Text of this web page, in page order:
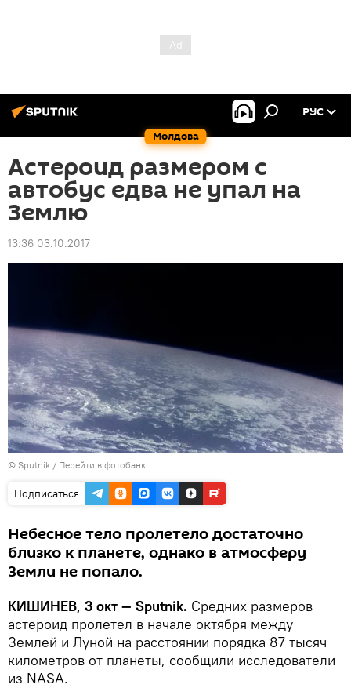
Молдова
РУС
Астероид размером с
автобус едва не упал на
Землю
13:36 03.10.2017
© Sputnik / Перейти в фотобанк
Подписаться
Небесное тело пролетело достаточно
близко к планете, однако в атмосферу
Земли не попало.
КИШИНЕВ, 3 окт — Sputnik. Средних размеров
астероид пролетел в начале октября между
Землей и Луной на расстоянии порядка 87 тысяч
километров от планеты, сообщили исследователи
из NASA.